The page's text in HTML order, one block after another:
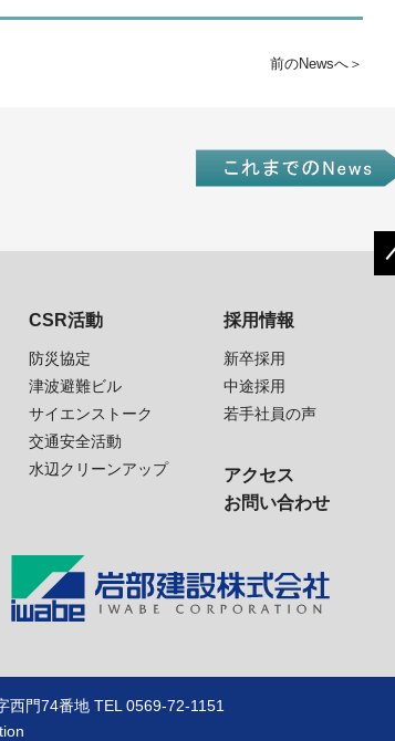
前のNewsへ＞
CSR活動
防災協定
津波避難ビル
サイエンストーク
交通安全活動
水辺クリーンアップ
採用情報
新卒採用
中途採用
若手社員の声
アクセス
お問い合わせ
西門74番地 TEL 0569-72-1151